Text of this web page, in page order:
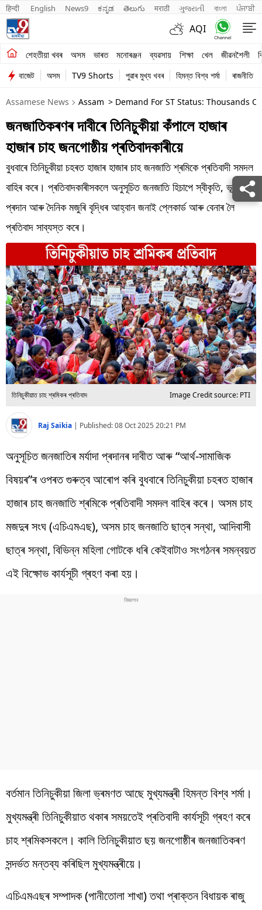
हिन्दी English News9 ಕನ್ನಡ తెలుగు मराठी ગુજરાતી বাংলা ਪੰਜਾਬੀ
AQI
শেহতীয়া খবৰ অসম ভাৰত মনোৰঞ্জন ব্যৱসায় শিক্ষা খেল জীৱনশৈলী
শেহতীয়া খবৰ
অসম
ভাৰত
মনোৰঞ্জন
শিক্ষা
খেল
জীৱনশৈলী
বিশ্ব
প্ৰযুক্তি
Videos
বাজেট অসম TV9 Shorts পুৱাৰ মুখ্য খবৰ হিমন্ত বিশ্ব শৰ্মা ৰাজনীতি
Assamese News Assam > Demand For ST Status: Thousands
জনজাতিকৰণৰ দাবীৰে তিনিচুকীয়া কঁপালে হাজাৰ
হাজাৰ চাহ জনগোষ্ঠীয় প্ৰতিবাদকাৰীয়ে
বুধবাৰে তিনিচুকীয়া চহৰত হাজাৰ হাজাৰ চাহ জনজাতি শ্ৰমিকে প্ৰতিবাদী সমদল
বাহিৰ কৰে। প্ৰতিবাদকাৰীসকলে অনুসূচিত জনজাতি হিচাপে স্বীকৃতি, ভূমি পট্টা
প্ৰদান আৰু দৈনিক মজুৰি বৃদ্ধিৰ আহ্বান জনাই প্লেকাৰ্ড আৰু বেনাৰ লৈ
প্ৰতিবাদ সাব্যস্ত কৰে।
তিনিচুকীয়াত চাহ শ্ৰমিকৰ প্ৰতিবাদ Image Credit source: PTI
Raj Saikia | Published:08 Oct 2025 20:21 PM
অনুসূচিত জনজাতিৰ মৰ্যাদা প্ৰদানৰ দাবীত আৰু “আৰ্থ-সামাজিক
বিষয়ৰ”ৰ ওপৰত গুৰুত্ব আৰোপ কৰি বুধবাৰে তিনিচুকীয়া চহৰত হাজাৰ
হাজাৰ চাহ জনজাতি শ্ৰমিকে প্ৰতিবাদী সমদল বাহিৰ কৰে। অসম চাহ
মজদুৰ সংঘ (এচিএমএছ), অসম চাহ জনজাতি ছাত্ৰ সন্থা, আদিবাসী
ছাত্ৰ সন্থা, বিভিন্ন মহিলা গোটকে ধৰি কেইবাটাও সংগঠনৰ সমন্বয়ত
এই বিক্ষোভ কাৰ্যসূচী গ্ৰহণ কৰা হয়।
বৰ্তমান তিনিচুকীয়া জিলা ভ্ৰমণত আছে মুখ্যমন্ত্ৰী হিমন্ত বিশ্ব শৰ্মা।
মুখ্যমন্ত্ৰী তিনিচুকীয়াত থকাৰ সময়তেই প্ৰতিবাদী কাৰ্যসূচী গ্ৰহণ কৰে
চাহ শ্ৰমিকসকলে। কালি তিনিচুকীয়াত ছয় জনগোষ্ঠীৰ জনজাতিকৰণ
সন্দৰ্ভত মন্তব্য কৰিছিল মুখ্যমন্ত্ৰীয়ে।
এচিএমএছৰ সম্পাদক (পানীতোলা শাখা) তথা প্ৰাক্তন বিধায়ক ৰাজু